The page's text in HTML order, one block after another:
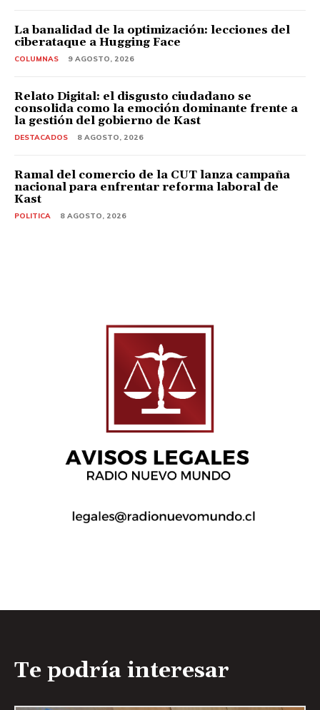
La banalidad de la optimización: lecciones del
ciberataque a Hugging Face
COLUMNAS 9 AGOSTO, 2026
Relato Digital: el disgusto ciudadano se
consolida como la emoción dominante frente a
la gestión del gobierno de Kast
DESTACADOS 8 AGOSTO, 2026
Ramal del comercio de la CUT lanza campaña
nacional para enfrentar reforma laboral de
Kast
POLITICA 8 AGOSTO, 2026
Te podría interesar